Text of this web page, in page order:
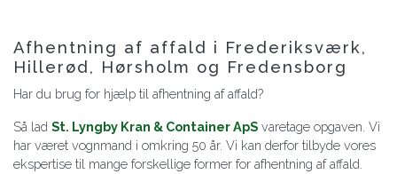
Afhentning af affald i Frederiksværk,
Hillerød, Hørsholm og Fredensborg
Har du brug for hjælp til afhentning af affald?
Så lad St. Lyngby Kran & Container ApS​ varetage opgaven. Vi
har været vognmand i omkring 50 år. Vi kan derfor tilbyde vores
ekspertise til mange forskellige former for afhentning af affald.